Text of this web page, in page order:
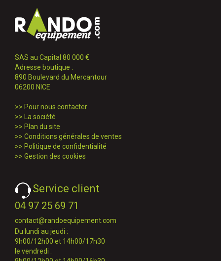
SAS au Capital 80 000 €
Adresse boutique :
890 Boulevard du Mercantour
06200 NICE
>> Pour nous contacter
>>
La société
>> Plan du site
>> Conditions générales de ventes
>> Politique de confidentialité
>> Gestion des cookies
Service client
04 97 25 69 71
contact@randoequipement.com
Du lundi au jeudi :
9h00/12h00 et 14h00/17h30
le vendredi :